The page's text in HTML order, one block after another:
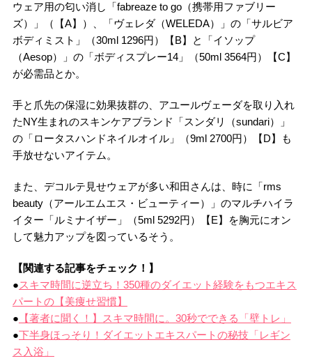
ウェア用の匂い消し「fabreaze to go（携帯用ファブリー
ズ）」（【A】）、「ヴェレダ（WELEDA）」の「サルビア
ボディミスト」（30ml 1296円）【B】と「イソップ
（Aesop）」の「ボディスプレー14」（50ml 3564円）【C】
が必需品とか。
手と爪先の保湿に効果抜群の、アユールヴェーダを取り入れ
たNY生まれのスキンケアブランド「スンダリ（sundari）」
の「ロータスハンドネイルオイル」（9ml 2700円）【D】も
手放せないアイテム。
また、デコルテ見せウェアが多い和田さんは、時に「rms
beauty（アールエムエス・ビューティー）」のマルチハイラ
イター「ルミナイザー」（5ml 5292円）【E】を胸元にオン
して魅力アップを図っているそう。
【関連する記事をチェック！】
●スキマ時間に逆立ち！350種のダイエット経験をもつエキス
パートの【美痩せ習慣】
● 【著者に聞く！】スキマ時間に。30秒でできる「壁トレ」
●下半身ほっそり！ダイエットエキスパートの秘技「レギン
ス入浴」